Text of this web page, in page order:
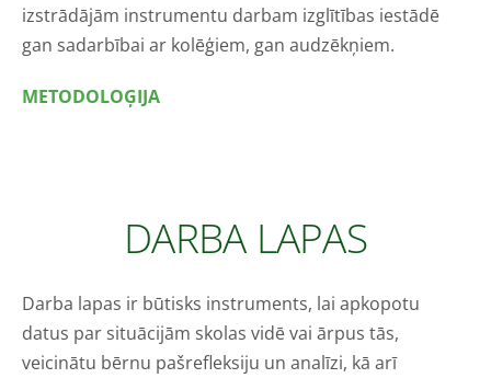
izstrādājām instrumentu darbam izglītības iestādē
gan sadarbībai ar kolēģiem, gan audzēkņiem.
METODOLOĢIJA
DARBA LAPAS
Darba lapas ir būtisks instruments, lai apkopotu
datus par situācijām skolas vidē vai ārpus tās,
veicinātu bērnu pašrefleksiju un analīzi, kā arī